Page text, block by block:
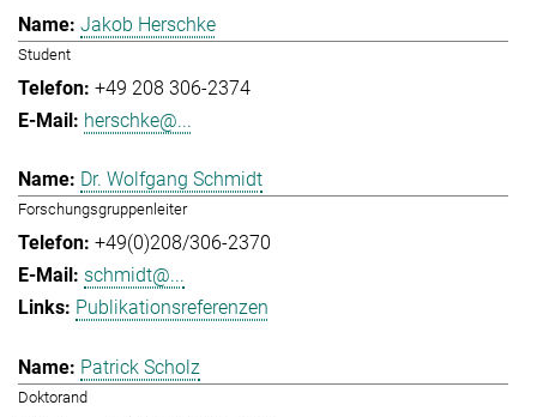
Jakob Herschke
Student
+49 208 306-2374
herschke@...
Dr. Wolfgang Schmidt
Forschungsgruppenleiter
+49(0)208/306-2370
schmidt@...
Publikationsreferenzen
Patrick Scholz
Doktorand